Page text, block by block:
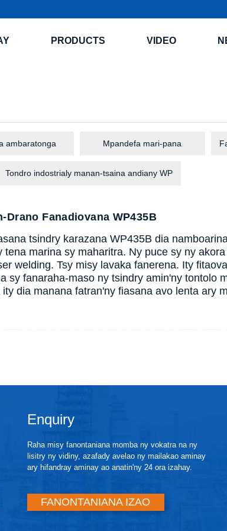
PRODUCTS VIDEO
ambaratonga Mpandefa mari-pana
Tondro indostrialy manan-tsaina andiany WP
Drano Fanadiovana WP435B
tsindry karazana WP435B dia
tena marina sy maharitra. Ny puce sy ny
welding. Tsy misy lavaka fanerena. Ity
sy fanaraha-maso ny tsindry amin'ny tontolo
dia manana fatran'ny fiasana avo lenta ary
Enquiry
Raha misy fanontaniana momba ny vokatra na ny
lisitry ny vidiny, azafady avelao ny mailakao aminay
ary hifandray aminay ao anatin'ny 24 ora izahay.
FANONTANIANA IZAO